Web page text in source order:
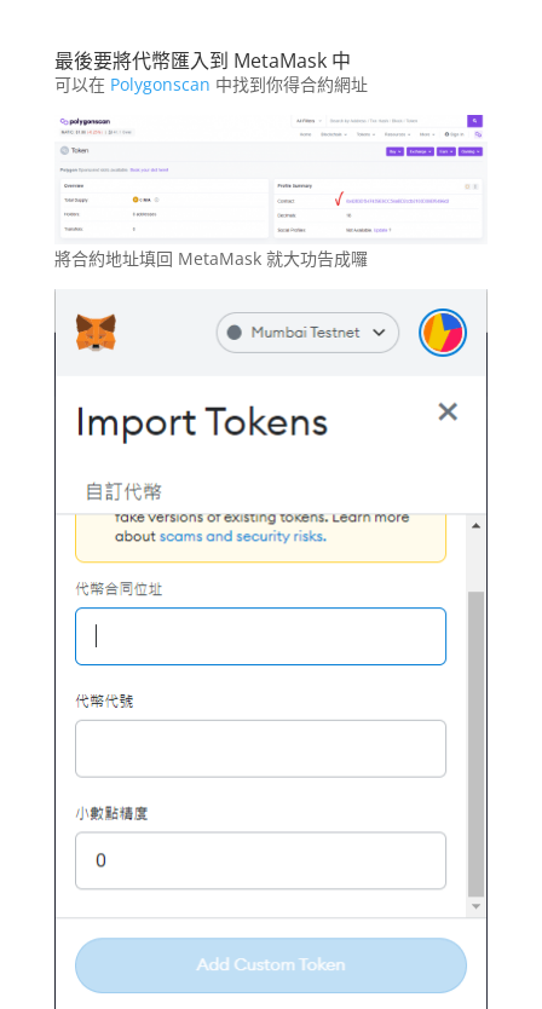
最後要將代幣匯入到 MetaMask 中
可以在 Polygonscan 中找到你得合約網址
將合約地址填回 MetaMask 就大功告成囉